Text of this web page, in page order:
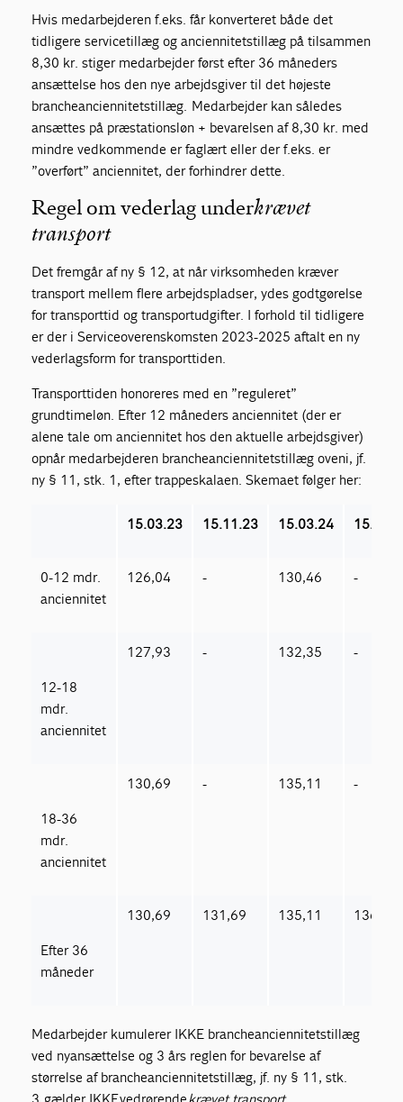
Hvis medarbejderen f.eks. får konverteret både det
tidligere servicetillæg og anciennitetstillæg på tilsammen
8,30 kr. stiger medarbejder først efter 36 måneders
ansættelse hos den nye arbejdsgiver til det højeste
brancheanciennitetstillæg. Medarbejder kan således
ansættes på præstationsløn + bevarelsen af 8,30 kr. med
mindre vedkommende er faglært eller der f.eks. er
”overført” anciennitet, der forhindrer dette.
Regel om vederlag underkrævet
transport
Det fremgår af ny § 12, at når virksomheden kræver
transport mellem flere arbejdspladser, ydes godtgørelse
for transporttid og transportudgifter. I forhold til tidligere
er der i Serviceoverenskomsten 2023-2025 aftalt en ny
vederlagsform for transporttiden.
Transporttiden honoreres med en ”reguleret”
grundtimeløn. Efter 12 måneders anciennitet (der er
alene tale om anciennitet hos den aktuelle arbejdsgiver)
opnår medarbejderen brancheanciennitetstillæg oveni, jf.
ny § 11, stk. 1, efter trappeskalaen. Skemaet følger her:
15.03.23 15.11.23 15.03.24
0-12 mdr.
anciennitet
126,04 - 130,46 -
12-18
mdr.
anciennitet
127,93 - 132,35 -
18-36
mdr.
anciennitet
130,69 - 135,11 -
Efter 36
måneder
130,69 131,69 135,11 136,11
Medarbejder kumulerer IKKE brancheanciennitetstillæg
ved nyansættelse og 3 års reglen for bevarelse af
størrelse af brancheanciennitetstillæg, jf. ny § 11, stk.